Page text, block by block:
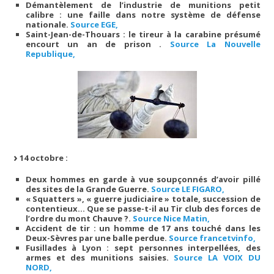
Démantèlement de l’industrie de munitions petit
calibre : une faille dans notre système de défense
nationale. Source EGE,
Saint-Jean-de-Thouars : le tireur à la carabine présumé
encourt un an de prison . Source La Nouvelle
Republique,
14 octobre :
Deux hommes en garde à vue soupçonnés d’avoir pillé
des sites de la Grande Guerre. Source LE FIGARO,
« Squatters », « guerre judiciaire » totale, succession de
contentieux… Que se passe-t-il au Tir club des forces de
l’ordre du mont Chauve ?. Source Nice Matin,
Accident de tir : un homme de 17 ans touché dans les
Deux-Sèvres par une balle perdue. Source francetvinfo,
Fusillades à Lyon : sept personnes interpellées, des
armes et des munitions saisies. Source LA VOIX DU
NORD,